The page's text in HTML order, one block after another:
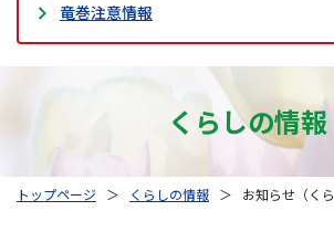
竜巻注意情報
くらしの情報
トップページ ＞ くらしの情報 ＞ お知らせ（く